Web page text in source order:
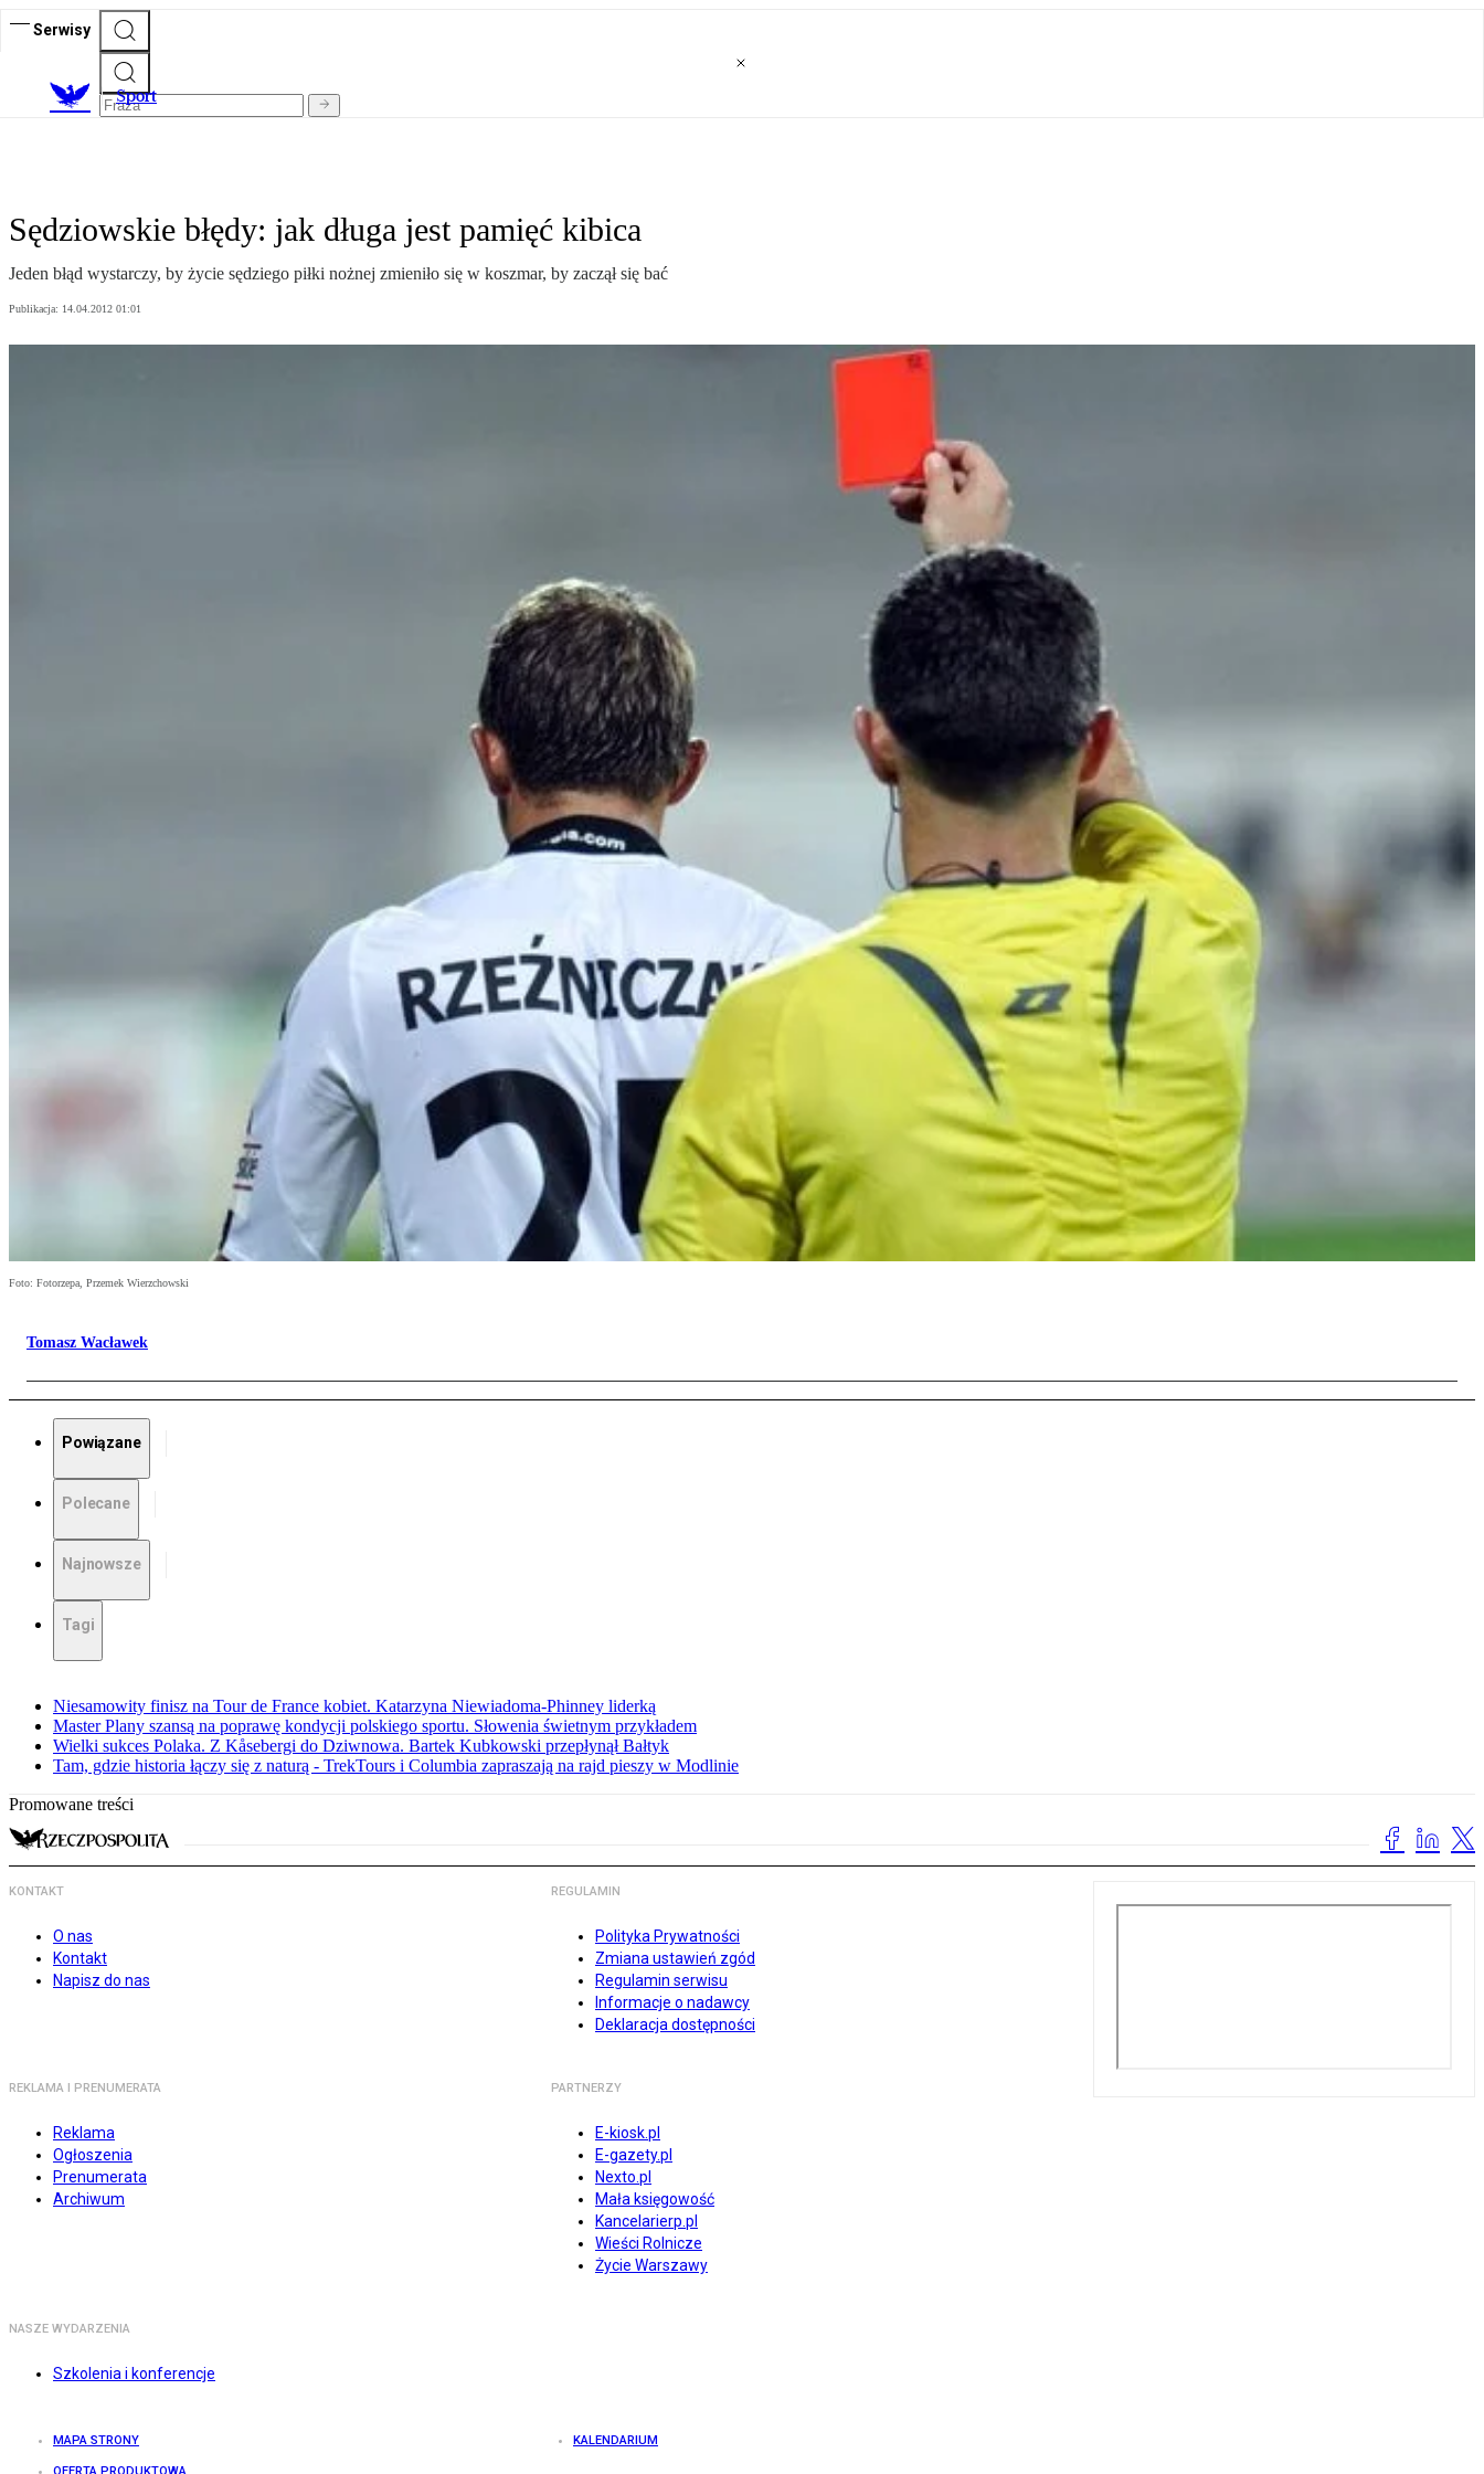
Serwisy
Sport
Sędziowskie błędy: jak długa jest pamięć kibica
Jeden błąd wystarczy, by życie sędziego piłki nożnej zmieniło się w koszmar, by zaczął się bać
Publikacja: 14.04.2012 01:01
Foto: Fotorzepa, Przemek Wierzchowski
Tomasz Wacławek
Powiązane
Polecane
Najnowsze
Tagi
Niesamowity finisz na Tour de France kobiet. Katarzyna Niewiadoma-Phinney liderką
Master Plany szansą na poprawę kondycji polskiego sportu. Słowenia świetnym przykładem
Wielki sukces Polaka. Z Kåsebergi do Dziwnowa. Bartek Kubkowski przepłynął Bałtyk
Tam, gdzie historia łączy się z naturą - TrekTours i Columbia zapraszają na rajd pieszy w Modlinie
Promowane treści
KONTAKT
O nas
Kontakt
Napisz do nas
REGULAMIN
Polityka Prywatności
Zmiana ustawień zgód
Regulamin serwisu
Informacje o nadawcy
Deklaracja dostępności
REKLAMA I PRENUMERATA
Reklama
Ogłoszenia
Prenumerata
Archiwum
PARTNERZY
E-kiosk.pl
E-gazety.pl
Nexto.pl
Mała księgowość
Kancelarierp.pl
Wieści Rolnicze
Życie Warszawy
NASZE WYDARZENIA
Szkolenia i konferencje
MAPA STRONY KALENDARIUM